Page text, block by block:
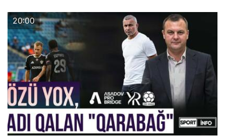
20:00